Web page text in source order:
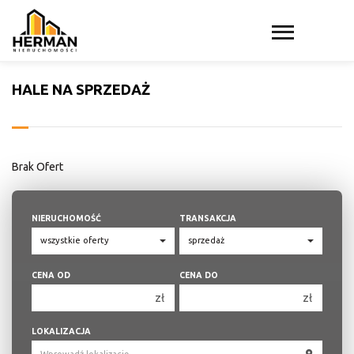
HALE NA SPRZEDAŻ
Brak Ofert
NIERUCHOMOŚĆ TRANSAKCJA
CENA OD
zł
CENA DO
zł
LOKALIZACJA